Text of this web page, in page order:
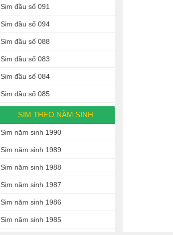
Sim đầu số 091
Sim đầu số 094
Sim đầu số 088
Sim đầu số 083
Sim đầu số 084
Sim đầu số 085
SIM THEO NĂM SINH
Sim năm sinh 1990
Sim năm sinh 1989
Sim năm sinh 1988
Sim năm sinh 1987
Sim năm sinh 1986
Sim năm sinh 1985